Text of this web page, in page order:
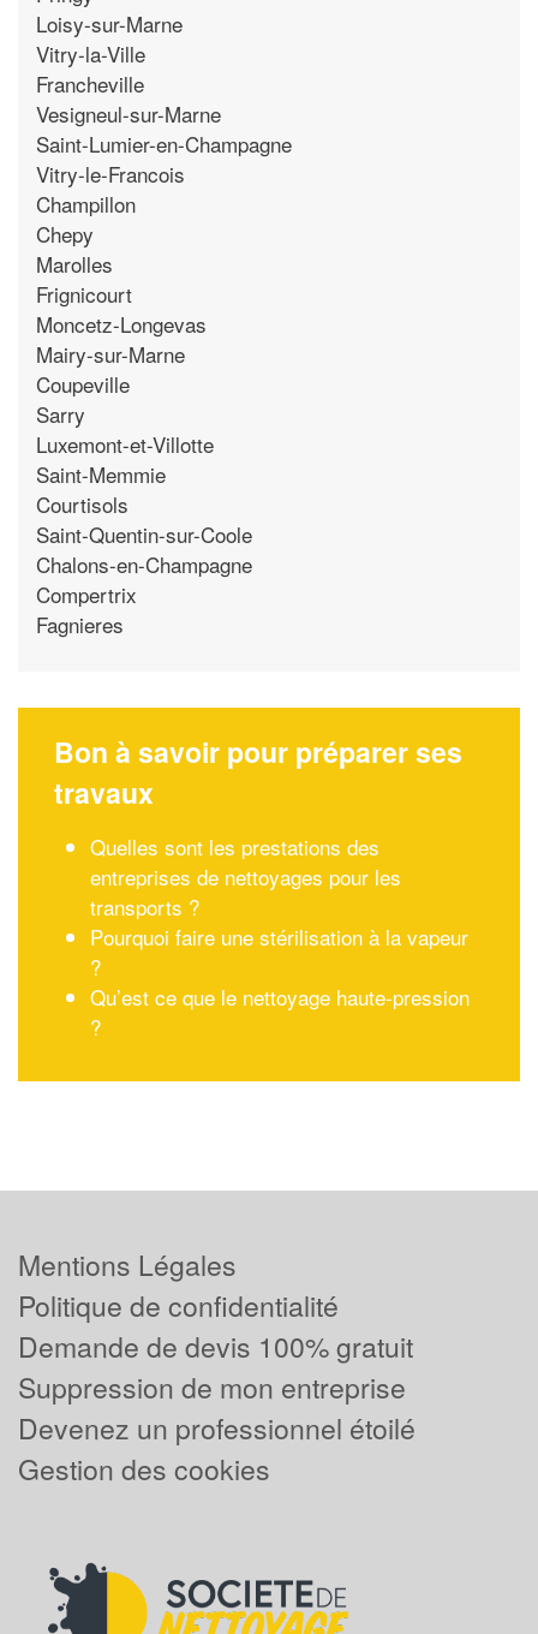
Loisy-sur-Marne
Vitry-la-Ville
Francheville
Vesigneul-sur-Marne
Saint-Lumier-en-Champagne
Vitry-le-Francois
Champillon
Chepy
Marolles
Frignicourt
Moncetz-Longevas
Mairy-sur-Marne
Coupeville
Sarry
Luxemont-et-Villotte
Saint-Memmie
Courtisols
Saint-Quentin-sur-Coole
Chalons-en-Champagne
Compertrix
Fagnieres
Bon à savoir pour préparer ses
travaux
Quelles sont les prestations des
entreprises de nettoyages pour les
transports ?
Pourquoi faire une stérilisation à la vapeur
?
Qu’est ce que le nettoyage haute-pression
?
Mentions Légales
Politique de confidentialité
Demande de devis 100% gratuit
Suppression de mon entreprise
Devenez un professionnel étoilé
Gestion des cookies